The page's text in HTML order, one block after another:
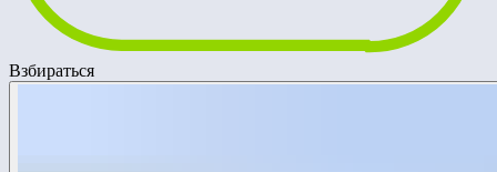
Взбираться